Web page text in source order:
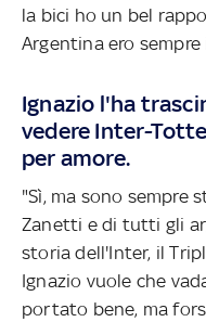
la bici ho un bel
Argentina ero
Ignazio l'ha
vedere Inter-
per amore.
"Sì, ma sono sempre
Zanetti e di tutti gli
storia dell'Inter, il
Ignazio vuole che
portato bene, ma